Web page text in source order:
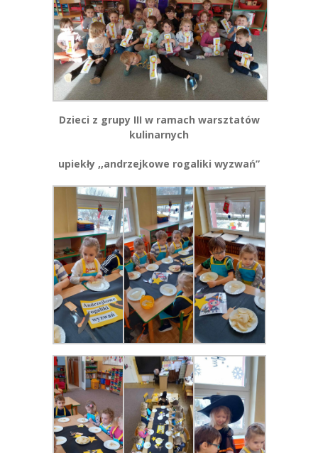
Dzieci z grupy III w ramach warsztatów
kulinarnych
upiekły ,,andrzejkowe rogaliki wyzwań”